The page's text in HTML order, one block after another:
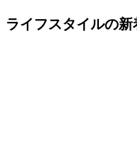
ライフスタイルの新